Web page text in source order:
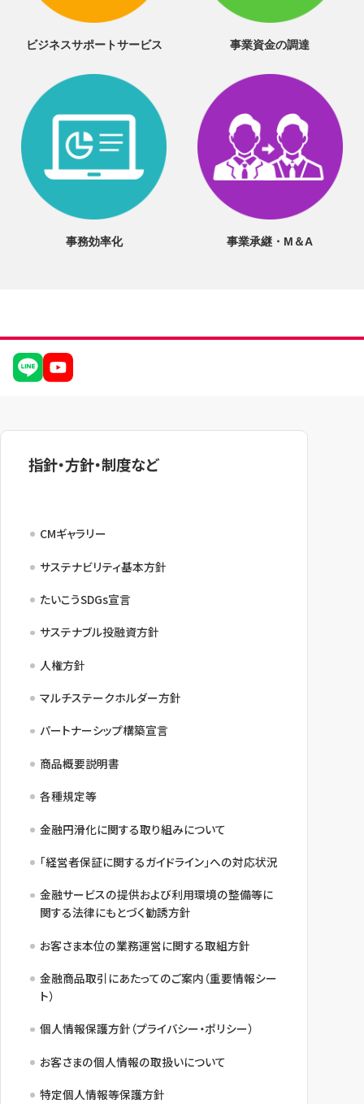
ビジネスサポートサービス 事業資金の調達
事務効率化 事業承継・M＆A
指針・方針・制度など
CMギャラリー
サステナビリティ基本方針
たいこうSDGs宣言
サステナブル投融資方針
人権方針
マルチステークホルダー方針
パートナーシップ構築宣言
商品概要説明書
各種規定等
金融円滑化に関する取り組みについて
「経営者保証に関するガイドライン」への対応状況
金融サービスの提供および利用環境の整備等に
関する法律にもとづく勧誘方針
お客さま本位の業務運営に関する取組方針
金融商品取引にあたってのご案内（重要情報シー
ト）
個人情報保護方針（プライバシー・ポリシー）
お客さまの個人情報の取扱いについて
特定個人情報等保護方針